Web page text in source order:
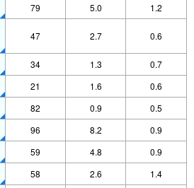
79 5.0 1.2
47 2.7 0.6
34 1.3 0.7
21 1.6 0.6
82 0.9 0.5
96 8.2 0.9
59 4.8 0.9
58 2.6 1.4